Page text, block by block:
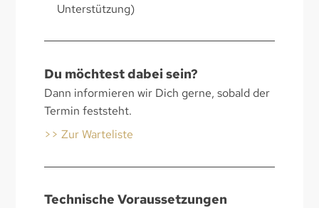
Unterstützung)
Du möchtest dabei sein?
Dann informieren wir Dich gerne, sobald der
Termin feststeht.
>> Zur Warteliste
Technische Voraussetzungen